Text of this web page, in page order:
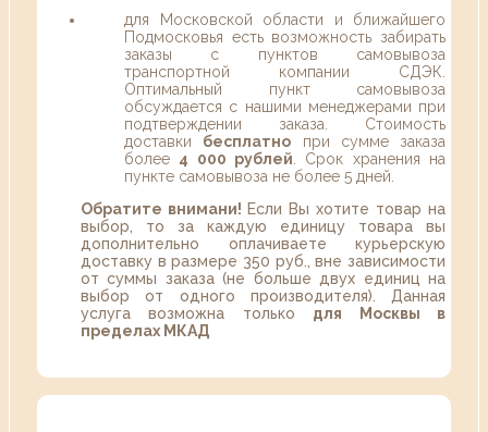
для Московской области и ближайшего
Подмосковья есть возможность забирать
заказы с пунктов самовывоза
транспортной компании СДЭК.
Оптимальный пункт самовывоза
обсуждается с нашими менеджерами при
подтверждении заказа. Стоимость
доставки бесплатно при сумме заказа
более 4 000 рублей . Срок хранения на
пункте самовывоза не более 5 дней.
Обратите внимани! Если Вы хотите товар на
выбор, то за каждую единицу товара вы
дополнительно оплачиваете курьерскую
доставку в размере 350 руб., вне зависимости
от суммы заказа (не больше двух единиц на
выбор от одного производителя). Данная
услуга возможна только для Москвы в
пределах МКАД